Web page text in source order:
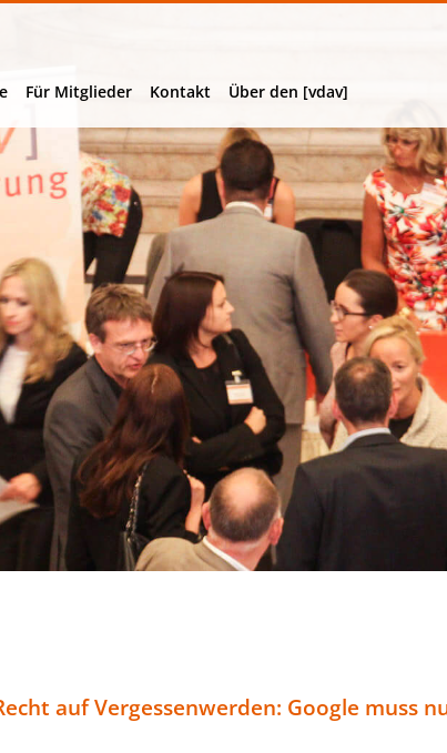
Für Mitglieder Kontakt Über den [vdav]
auf Vergessenwerden: Google muss